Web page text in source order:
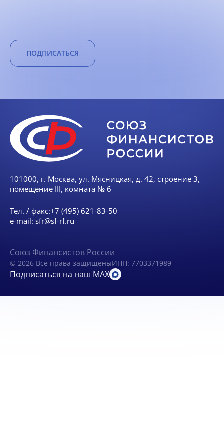
ПОДПИСАТЬСЯ
101000, г. Москва, ул. Мясницкая, д. 42, строение 3,
помещение III, комната № 6
Тел. / факс:+7 (495) 621-83-50
e-mail: sfr@sf-rf.ru
Союз Финансистов России
© 2026 Все права защищеныИНН: 7703371989
Подписаться на наш MAX